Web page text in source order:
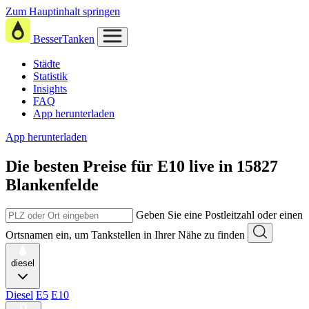
Zum Hauptinhalt springen
BesserTanken
Städte
Statistik
Insights
FAQ
App herunterladen
App herunterladen
Die besten Preise für E10 live in 15827
Blankenfelde
Geben Sie eine Postleitzahl oder einen
Ortsnamen ein, um Tankstellen in Ihrer Nähe zu finden
diesel
Diesel E5 E10